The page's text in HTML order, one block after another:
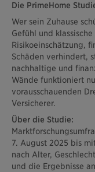
Die PrimeHome
Wer sein Zuhause
Gefühl und
Risikoeinschätzung,
Schäden verhindert,
nachhaltige und
Wände funktioniert
vorausschauenden
Versicherer.
Über die Studie:
7. August 2025 bis
nach Alter,
und die Ergebnisse